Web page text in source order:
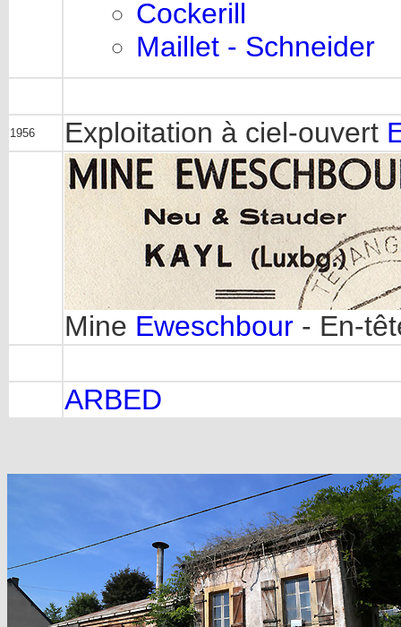
Cockerill
Maillet - Schneider
1956 Exploitation à ciel-ouvert
Mine Eweschbour - En-
ARBED